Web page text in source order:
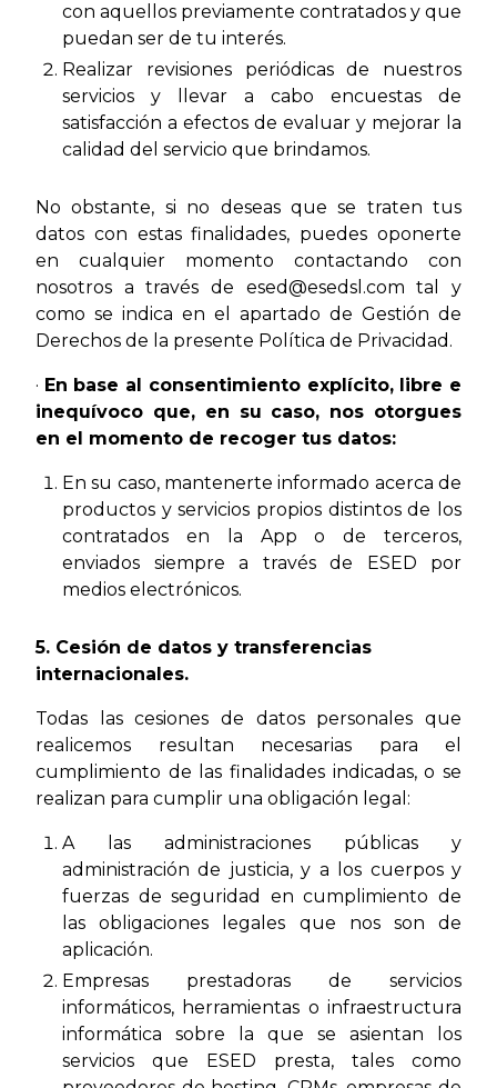
con aquellos previamente contratados y que
puedan ser de tu interés.
Realizar revisiones periódicas de nuestros
servicios y llevar a cabo encuestas de
satisfacción a efectos de evaluar y mejorar la
calidad del servicio que brindamos.
No obstante, si no deseas que se traten tus
datos con estas finalidades, puedes oponerte
en cualquier momento contactando con
nosotros a través de esed@esedsl.com tal y
como se indica en el apartado de Gestión de
Derechos de la presente Política de Privacidad.
· En base al consentimiento explícito, libre e
inequívoco que, en su caso, nos otorgues
en el momento de recoger tus datos:
En su caso, mantenerte informado acerca de
productos y servicios propios distintos de los
contratados en la App o de terceros,
enviados siempre a través de ESED por
medios electrónicos.
5. Cesión de datos y transferencias
internacionales.
Todas las cesiones de datos personales que
realicemos resultan necesarias para el
cumplimiento de las finalidades indicadas, o se
realizan para cumplir una obligación legal:
A las administraciones públicas y
administración de justicia, y a los cuerpos y
fuerzas de seguridad en cumplimiento de
las obligaciones legales que nos son de
aplicación.
Empresas prestadoras de servicios
informáticos, herramientas o infraestructura
informática sobre la que se asientan los
servicios que ESED presta, tales como